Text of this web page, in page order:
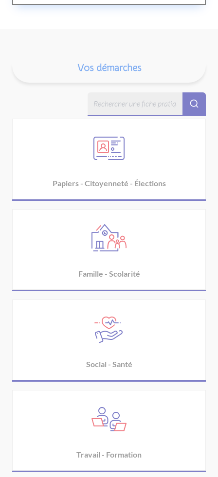
Vos démarches
Papiers - Citoyenneté - Élections
Famille - Scolarité
Social - Santé
Travail - Formation